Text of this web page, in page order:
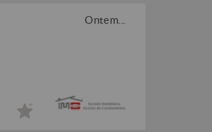
Ontem...